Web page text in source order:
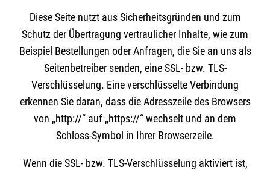
Diese Seite nutzt aus Sicherheitsgründen und zum
Schutz der Übertragung vertraulicher Inhalte, wie zum
Beispiel Bestellungen oder Anfragen, die Sie an uns als
Seitenbetreiber senden, eine SSL- bzw. TLS-
Verschlüsselung. Eine verschlüsselte Verbindung
erkennen Sie daran, dass die Adresszeile des Browsers
von „http://“ auf „https://“ wechselt und an dem
Schloss-Symbol in Ihrer Browserzeile.
Wenn die SSL- bzw. TLS-Verschlüsselung aktiviert ist,